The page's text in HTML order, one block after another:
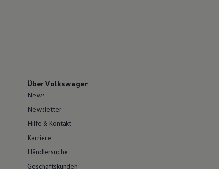
Über Volkswagen
News
Newsletter
Hilfe & Kontakt
Karriere
Händlersuche
Geschäftskunden